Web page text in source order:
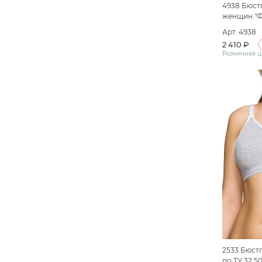
4938
женщин
Арт. 4938
2 410 ₽
Розничная
2533